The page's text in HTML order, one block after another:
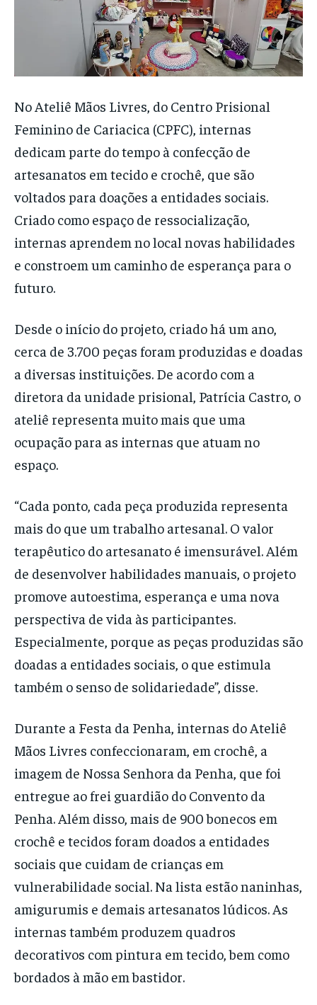
No Ateliê Mãos Livres, do Centro Prisional
Feminino de Cariacica (CPFC), internas
dedicam parte do tempo à confecção de
artesanatos em tecido e crochê, que são
voltados para doações a entidades sociais.
Criado como espaço de ressocialização,
internas aprendem no local novas habilidades
e constroem um caminho de esperança para o
futuro.
Desde o início do projeto, criado há um ano,
cerca de 3.700 peças foram produzidas e doadas
a diversas instituições. De acordo com a
diretora da unidade prisional, Patrícia Castro, o
ateliê representa muito mais que uma
ocupação para as internas que atuam no
espaço.
“Cada ponto, cada peça produzida representa
mais do que um trabalho artesanal. O valor
terapêutico do artesanato é imensurável. Além
de desenvolver habilidades manuais, o projeto
promove autoestima, esperança e uma nova
perspectiva de vida às participantes.
Especialmente, porque as peças produzidas são
doadas a entidades sociais, o que estimula
também o senso de solidariedade”, disse.
Durante a Festa da Penha, internas do Ateliê
Mãos Livres confeccionaram, em crochê, a
imagem de Nossa Senhora da Penha, que foi
entregue ao frei guardião do Convento da
Penha. Além disso, mais de 900 bonecos em
crochê e tecidos foram doados a entidades
sociais que cuidam de crianças em
vulnerabilidade social. Na lista estão naninhas,
amigurumis e demais artesanatos lúdicos. As
internas também produzem quadros
decorativos com pintura em tecido, bem como
bordados à mão em bastidor.